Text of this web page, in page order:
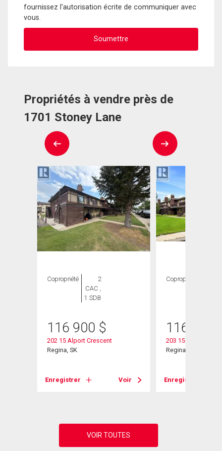
fournissez l'autorisation écrite de communiquer avec
vous.
Propriétés à vendre près de
1701 Stoney Lane
Copropriété
2
CAC ,
1 SDB
116 900 $
202 15 Alport Crescent
Regina, SK
Enregistrer Voir
Copropriété
116 900
203 15 Alport
Regina, SK
Enregistrer